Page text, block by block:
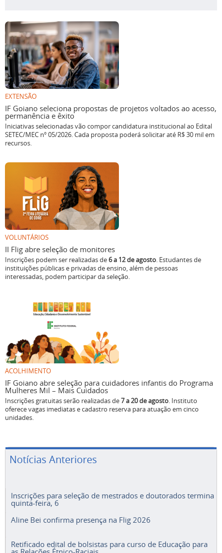
EXTENSÃO
IF Goiano seleciona propostas de projetos voltados ao acesso,
permanência e êxito
Iniciativas selecionadas vão compor candidatura institucional ao Edital
SETEC/MEC nº 05/2026. Cada proposta poderá solicitar até R$ 30 mil em
recursos.
VOLUNTÁRIOS
II Flig abre seleção de monitores
Inscrições podem ser realizadas de6 a 12 de agosto. Estudantes de
instituições públicas e privadas de ensino, além de pessoas
interessadas, podem participar da seleção.
ACOLHIMENTO
IF Goiano abre seleção para cuidadores infantis do Programa
Mulheres Mil – Mais Cuidados
Inscrições gratuitas serão realizadas de7 a 20 de agosto. Instituto
oferece vagas imediatas e cadastro reserva para atuação em cinco
unidades.
Notícias Anteriores
Inscrições para seleção de mestrados e doutorados termina
quinta-feira, 6
Aline Bei confirma presença na Flig 2026
Retificado edital de bolsistas para curso de Educação para